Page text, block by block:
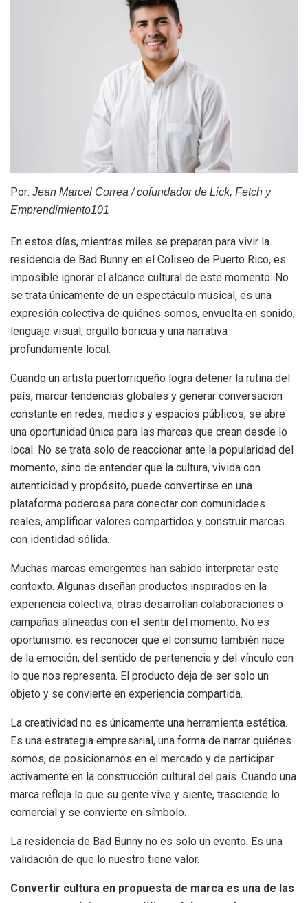
Por: Jean Marcel Correa / cofundador de Lick, Fetch y
Emprendimiento101
En estos días, mientras miles se preparan para vivir la
residencia de Bad Bunny en el Coliseo de Puerto Rico, es
imposible ignorar el alcance cultural de este momento. No
se trata únicamente de un espectáculo musical, es una
expresión colectiva de quiénes somos, envuelta en sonido,
lenguaje visual, orgullo boricua y una narrativa
profundamente local.
Cuando un artista puertorriqueño logra detener la rutina del
país, marcar tendencias globales y generar conversación
constante en redes, medios y espacios públicos, se abre
una oportunidad única para las marcas que crean desde lo
local. No se trata solo de reaccionar ante la popularidad del
momento, sino de entender que la cultura, vivida con
autenticidad y propósito, puede convertirse en una
plataforma poderosa para conectar con comunidades
reales, amplificar valores compartidos y construir marcas
con identidad sólida.
Muchas marcas emergentes han sabido interpretar este
contexto. Algunas diseñan productos inspirados en la
experiencia colectiva; otras desarrollan colaboraciones o
campañas alineadas con el sentir del momento. No es
oportunismo: es reconocer que el consumo también nace
de la emoción, del sentido de pertenencia y del vínculo con
lo que nos representa. El producto deja de ser solo un
objeto y se convierte en experiencia compartida.
La creatividad no es únicamente una herramienta estética.
Es una estrategia empresarial, una forma de narrar quiénes
somos, de posicionarnos en el mercado y de participar
activamente en la construcción cultural del país. Cuando una
marca refleja lo que su gente vive y siente, trasciende lo
comercial y se convierte en símbolo.
La residencia de Bad Bunny no es solo un evento. Es una
validación de que lo nuestro tiene valor.
Convertir cultura en propuesta de marca es una de las